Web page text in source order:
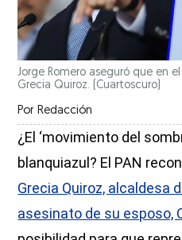
Jorge Romero aseguró que en
Grecia Quiroz.
(Cuartoscuro)
Por Redacción
¿El ‘movimiento del
blanquiazul? El PAN
Grecia Quiroz, alcaldesa
asesinato de su esposo,